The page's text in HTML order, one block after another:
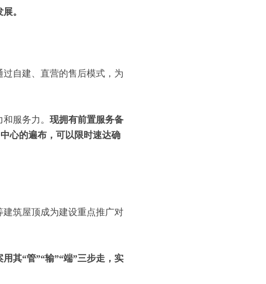
。
自建、直营的售后模式，为
服务力。 现拥有前置服务备
心的遍布，可以限时速达确
筑屋顶成为建设重点推广对
用其“管”“输”“端”三步走，实